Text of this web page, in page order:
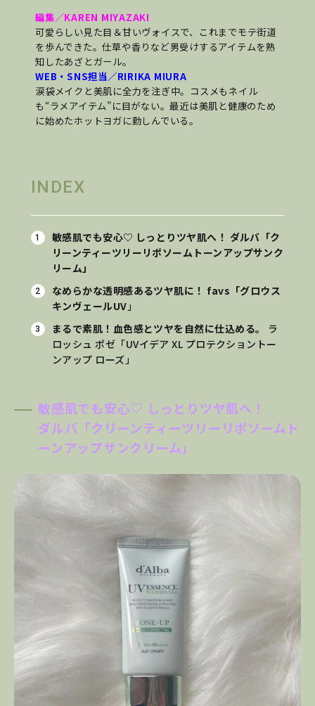
編集／KAREN MIYAZAKI
可愛らしい見た目＆甘いヴォイスで、これまでモテ街道
を歩んできた。仕草や香りなど男受けするアイテムを熟
知したあざとガール。
WEB・SNS担当／RIRIKA MIURA
涙袋メイクと美肌に全力を注ぎ中。コスメもネイル
も“ラメアイテム”に目がない。最近は美肌と健康のため
に始めたホットヨガに勤しんでいる。
INDEX
敏感肌でも安心♡ しっとりツヤ肌へ！ ダルバ「ク
リーンティーツリーリポソームトーンアップサンク
リーム」
なめらかな透明感あるツヤ肌に！ favs「グロウス
キンヴェールUV」
まるで素肌！血色感とツヤを自然に仕込める。 ラ
ロッシュ ポゼ「UVイデア XL プロテクショントー
ンアップ ローズ」
敏感肌でも安心♡ しっとりツヤ肌へ！
ダルバ「クリーンティーツリーリポソームト
ーンアップサンクリーム」